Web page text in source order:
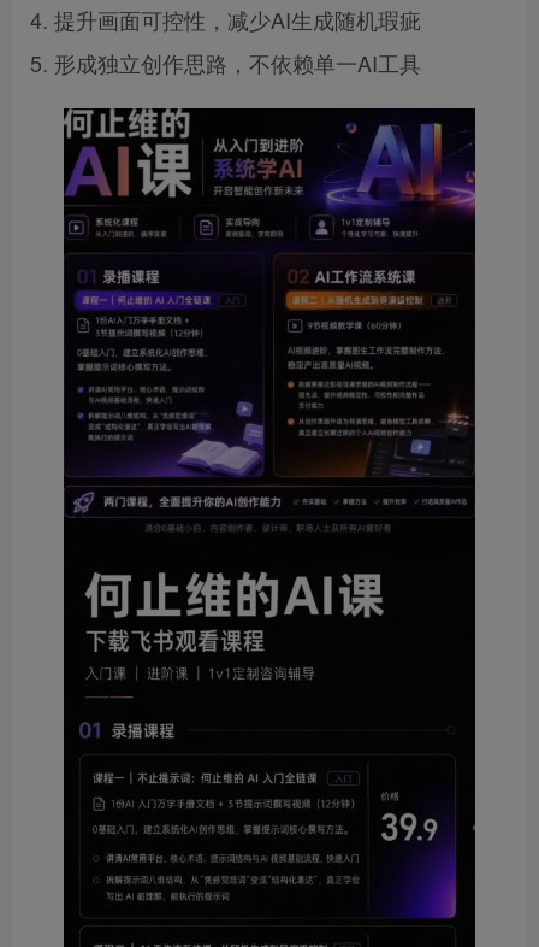
4. 提升画面可控性，减少AI生成随机瑕疵
5. 形成独立创作思路，不依赖单一AI工具